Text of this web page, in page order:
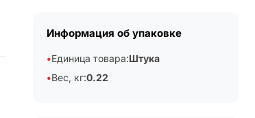
Информация об упаковке
Единица товара:Штука
Вес, кг:0.22